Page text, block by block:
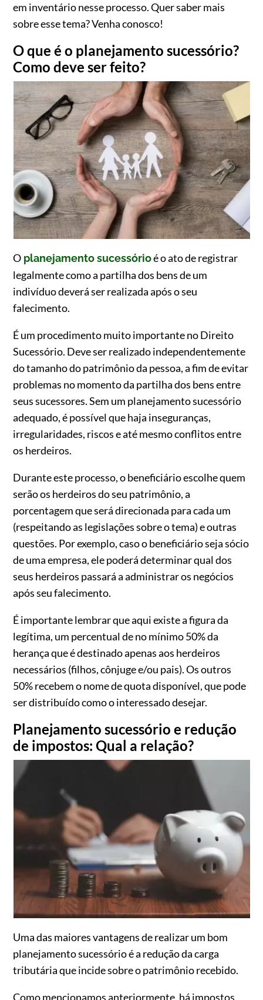
em inventário nesse processo. Quer saber mais
sobre esse tema? Venha conosco!
O que é o planejamento sucessório?
Como deve ser feito?
O planejamento sucessórioé o ato de registrar
legalmente como a partilha dos bens de um
indivíduo deverá ser realizada após o seu
falecimento.
É um procedimento muito importante no Direito
Sucessório. Deve ser realizado independentemente
do tamanho do patrimônio da pessoa, a fim de evitar
problemas no momento da partilha dos bens entre
seus sucessores. Sem um planejamento sucessório
adequado, é possível que haja inseguranças,
irregularidades, riscos e até mesmo conflitos entre
os herdeiros.
Durante este processo, o beneficiário escolhe quem
serão os herdeiros do seu patrimônio, a
porcentagem que será direcionada para cada um
(respeitando as legislações sobre o tema) e outras
questões. Por exemplo, caso o beneficiário seja sócio
de uma empresa, ele poderá determinar qual dos
seus herdeiros passará a administrar os negócios
após seu falecimento.
É importante lembrar que aqui existe a figura da
legítima, um percentual de no mínimo 50% da
herança que é destinado apenas aos herdeiros
necessários (filhos, cônjuge e/ou pais). Os outros
50% recebem o nome de quota disponível, que pode
ser distribuído como o interessado desejar.
Planejamento sucessório e redução
de impostos: Qual a relação?
Uma das maiores vantagens de realizar um bom
planejamento sucessório é a redução da carga
tributária que incide sobre o patrimônio recebido.
Como mencionamos anteriormente, há impostos